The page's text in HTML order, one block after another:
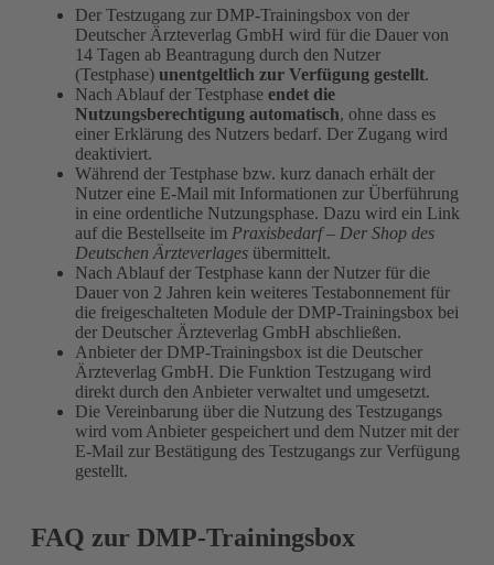
Der Testzugang zur DMP-Trainingsbox von der
Deutscher Ärzteverlag GmbH wird für die Dauer von
14 Tagen ab Beantragung durch den Nutzer
(Testphase) unentgeltlich zur Verfügung gestellt.
Nach Ablauf der Testphase endet die
Nutzungsberechtigung automatisch, ohne dass es
einer Erklärung des Nutzers bedarf. Der Zugang wird
deaktiviert.
Während der Testphase bzw. kurz danach erhält der
Nutzer eine E-Mail mit Informationen zur Überführung
in eine ordentliche Nutzungsphase. Dazu wird ein Link
auf die Bestellseite im Praxisbedarf – Der Shop des
Deutschen Ärzteverlages übermittelt.
Nach Ablauf der Testphase kann der Nutzer für die
Dauer von 2 Jahren kein weiteres Testabonnement für
die freigeschalteten Module der DMP-Trainingsbox bei
der Deutscher Ärzteverlag GmbH abschließen.
Anbieter der DMP-Trainingsbox ist die Deutscher
Ärzteverlag GmbH. Die Funktion Testzugang wird
direkt durch den Anbieter verwaltet und umgesetzt.
Die Vereinbarung über die Nutzung des Testzugangs
wird vom Anbieter gespeichert und dem Nutzer mit der
E-Mail zur Bestätigung des Testzugangs zur Verfügung
gestellt.
FAQ zur DMP-Trainingsbox